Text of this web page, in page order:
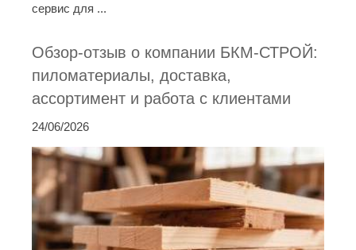
сервис для ...
Обзор-отзыв о компании БКМ-СТРОЙ:
пиломатериалы, доставка,
ассортимент и работа с клиентами
24/06/2026